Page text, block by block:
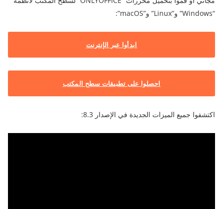
“Windows” و”Linux” و”macOS”:
ابدأوا عبر الإنترنت
احصلوا على تطبيقات سطح المكتب
اكتشفوا جميع الميزات الجديدة في الإصدار 8.3: